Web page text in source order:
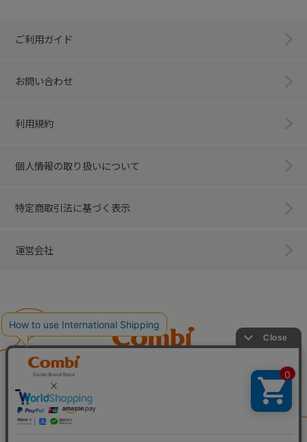
ご利用ガイド
お問い合わせ
利用規約
個人情報の取り扱いについて
特定商取引法に基づく表示
運営会社